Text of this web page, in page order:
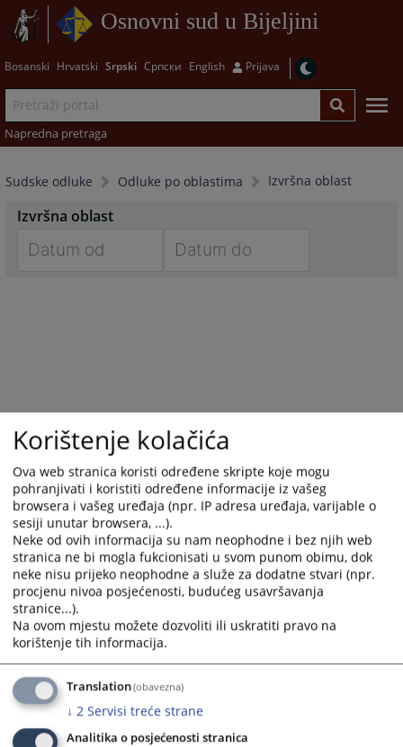
Osnovni sud u Bijeljini
Bosanski Hrvatski Srpski Српски English Prijava
Napredna pretraga
Sudske odluke Odluke po oblastima Izvršna oblast
Izvršna oblast
and
select
date.
Press
the
question
mark
key
to
get
the
keyboard
shortcuts
for
changing
dates.
and
select
date.
Press
the
question
mark
key
to
get
the
for
changing
dates.
Trenutno nema vijesti
Korištenje kolačića
Ova web stranica koristi određene skripte koje mogu
pohranjivati i koristiti određene informacije iz vašeg
browsera i vašeg uređaja (npr. IP adresa uređaja, varijable o
sesiji unutar browsera, ...).
Neke od ovih informacija su nam neophodne i bez njih web
stranica ne bi mogla fukcionisati u svom punom obimu, dok
neke nisu prijeko neophodne a služe za dodatne stvari (npr.
procjenu nivoa posjećenosti, budućeg usavršavanja
stranice...).
Na ovom mjestu možete dozvoliti ili uskratiti pravo na
korištenje tih informacija.
Translation(obavezna)
↓ 2 Servisi treće strane
Analitika o posjećenosti stranica